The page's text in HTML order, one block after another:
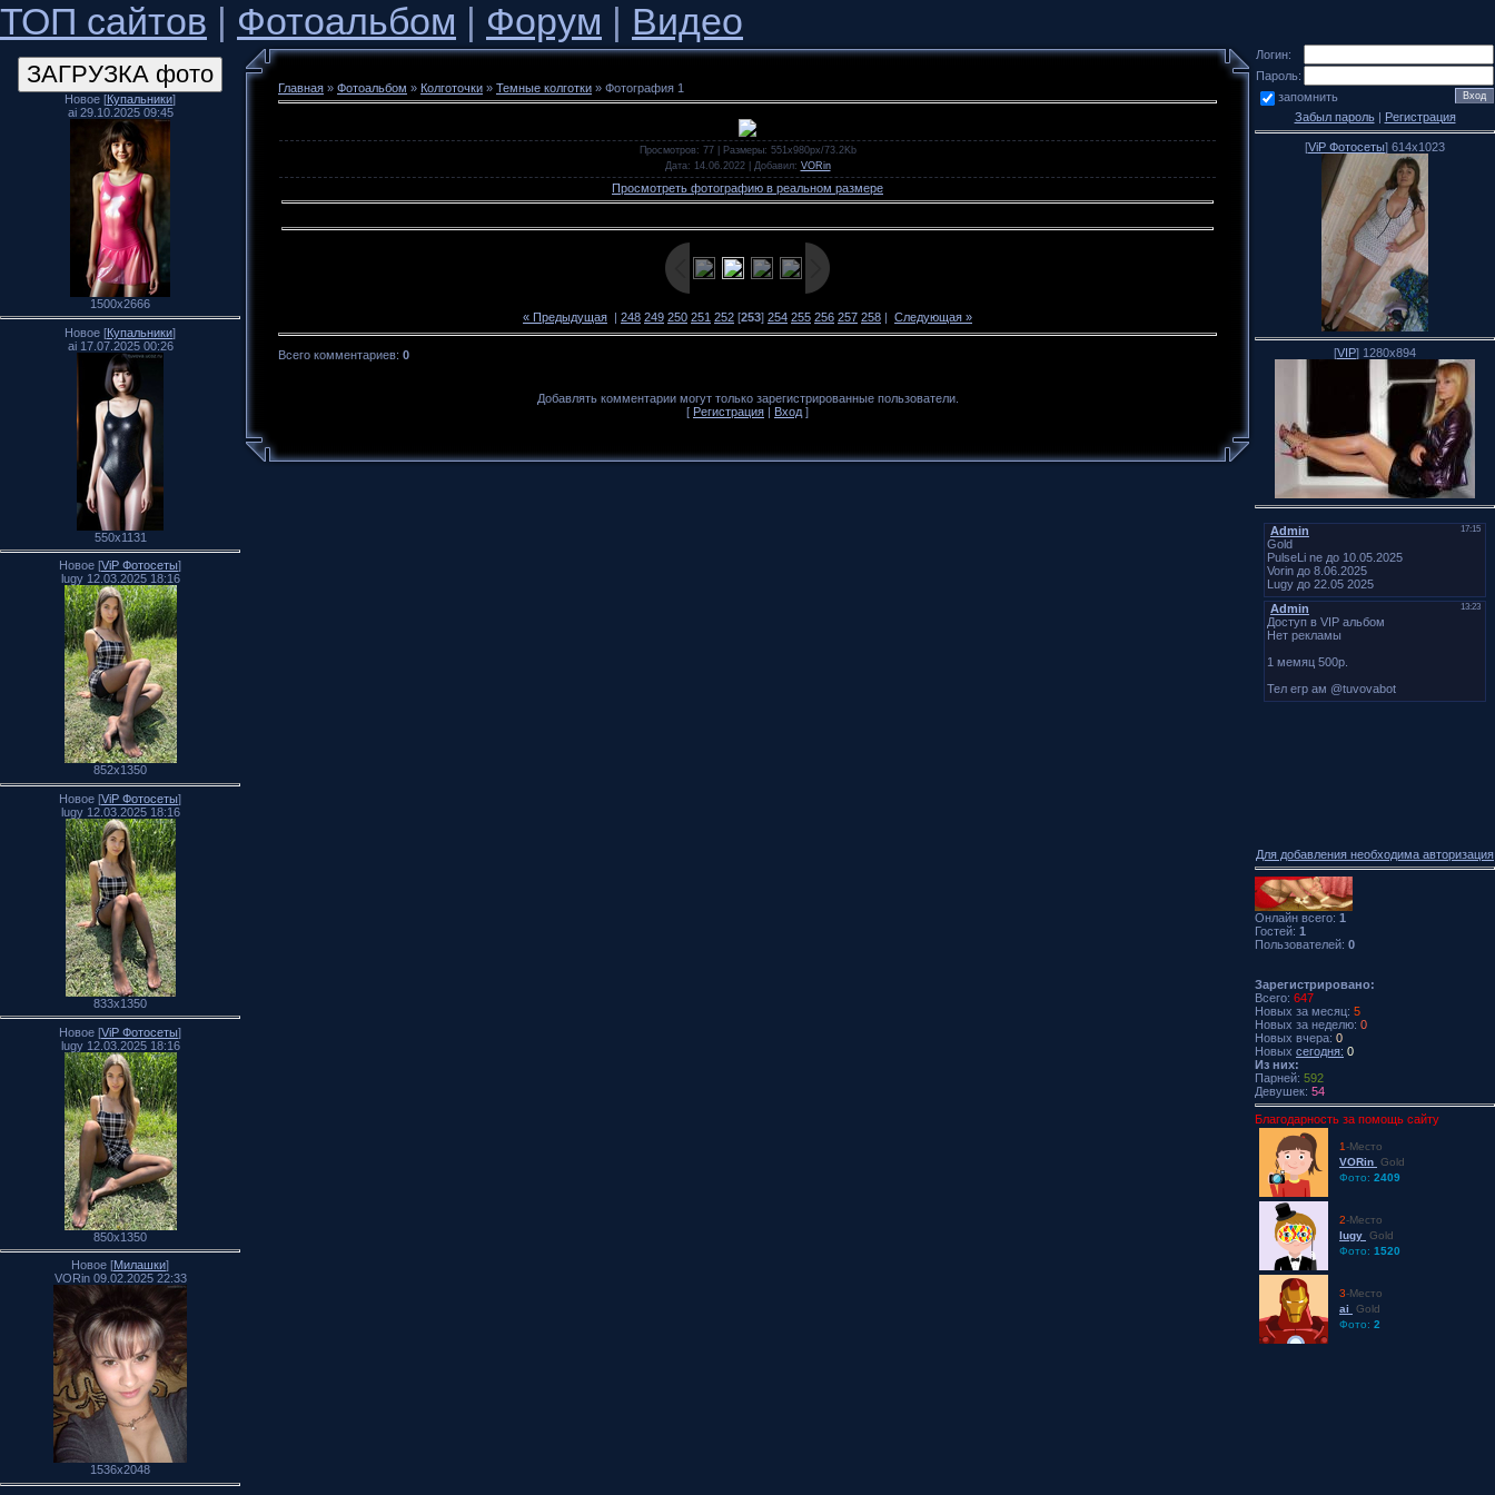
ТОП сайтов | Фотоальбом | Форум | Видео
Новое [Купальники]
ai 29.10.2025 09:45
1500x2666
Новое [Купальники]
ai 17.07.2025 00:26
550x1131
Новое [ViP Фотосеты]
lugy 12.03.2025 18:16
852x1350
Новое [ViP Фотосеты]
lugy 12.03.2025 18:16
833x1350
Новое [ViP Фотосеты]
lugy 12.03.2025 18:16
850x1350
Новое [Милашки]
VORin 09.02.2025 22:33
1536x2048
Главная » Фотоальбом » Колготочки » Темные колготки » Фотография 1
Просмотров: 77 | Размеры: 551x980px/73.2Kb
Дата: 14.06.2022 | Добавил: VORin
Просмотреть фотографию в реальном размере
« Предыдущая | 248 249 250 251 252 [253] 254 255 256 257 258 | Следующая »
Всего комментариев: 0
Добавлять комментарии могут только зарегистрированные пользователи.
[ Регистрация Вход ]
Логин:
Пароль:
запомнить
Забыл пароль| Регистрация
[ViP Фотосеты] 614x1023
[VIP] 1280x894
Для добавления необходима авторизация
Онлайн всего: 1
Гостей: 1
Пользователей: 0
Зарегистрировано:
Всего: 647
Новых за месяц: 5
Новых за неделю: 0
Новых вчера: 0
Новых сегодня: 0
Из них:
Парней: 592
Девушек: 54
Благодарность за помощь сайту
1-Место
VORin Gold
Фото: 2409
2-Место
lugy Gold
Фото: 1520
3-Место
ai
Gold
Фото: 2